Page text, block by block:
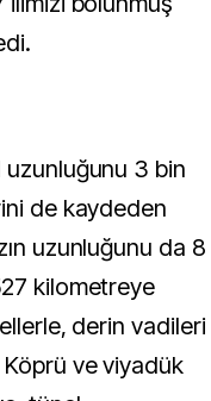
3 bin
de kaydeden
uzunluğunu da 8
kilometreye
derin vadileri
ve viyadük